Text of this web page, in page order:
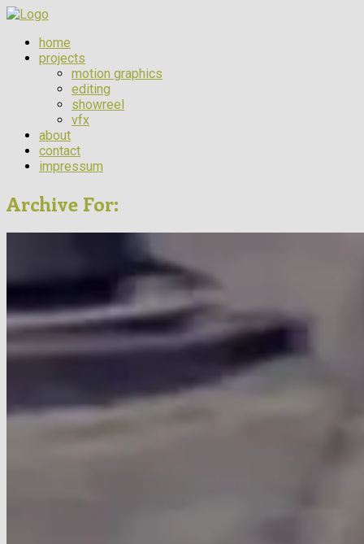
home
projects
motion graphics
editing
showreel
vfx
about
contact
impressum
Archive For: